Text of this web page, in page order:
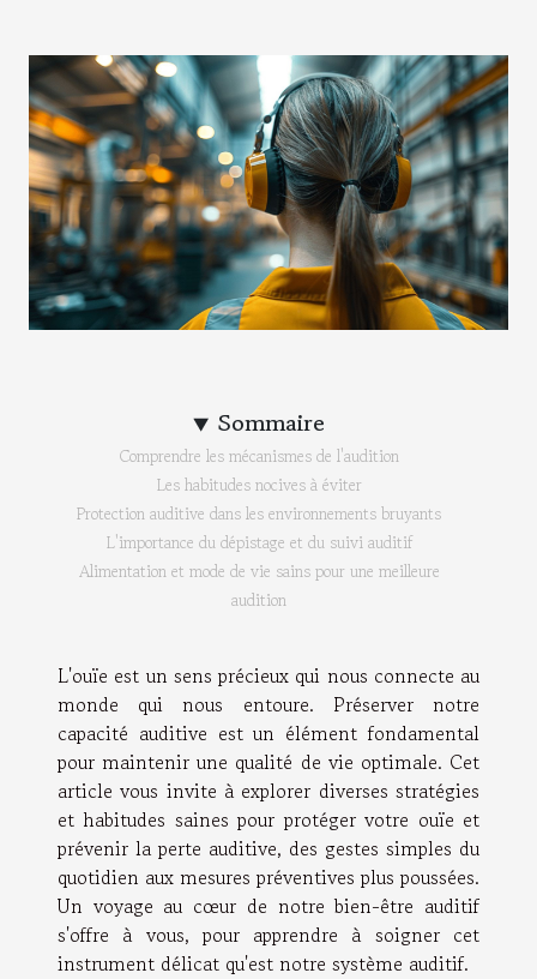
Sommaire
Comprendre les mécanismes de l'audition
Les habitudes nocives à éviter
Protection auditive dans les environnements bruyants
L'importance du dépistage et du suivi auditif
Alimentation et mode de vie sains pour une meilleure
audition
L'ouïe est un sens précieux qui nous connecte au
monde qui nous entoure. Préserver notre
capacité auditive est un élément fondamental
pour maintenir une qualité de vie optimale. Cet
article vous invite à explorer diverses stratégies
et habitudes saines pour protéger votre ouïe et
prévenir la perte auditive, des gestes simples du
quotidien aux mesures préventives plus poussées.
Un voyage au cœur de notre bien-être auditif
s'offre à vous, pour apprendre à soigner cet
instrument délicat qu'est notre système auditif.